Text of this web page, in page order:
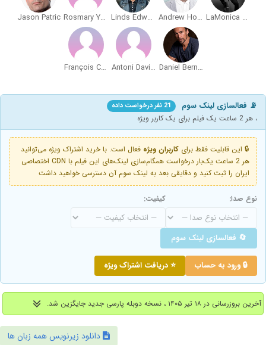
LaMonica Garrett
Andrew Howard
Linds Edwards
Rosmary Yaneva
Jason Patric
Daniel Bernhardt
Antoni Davidov
François Coetzer
📡 فعالسازی لینک سوم 21 نفر درخواست داده
، هر 2 ساعت یک فیلم برای یک کاربر ویژه
🔒 این قابلیت فقط برای کاربران ویژه فعال است. با خرید اشتراک ویژه می‌توانید
هر 2 ساعت یک‌بار درخواست همگام‌سازی لینک‌های این فیلم با CDN اختصاصی
ایران را ثبت کنید و دقایقی بعد به لینک سوم آن دسترسی خواهید داشت
نوع صدا: کیفیت:
🔄 فعالسازی لینک سوم
🔒 ورود به حساب ⭐ دریافت اشتراک ویژه
آخرین بروزرسانی در ۱۸ تیر ۱۴۰۵ ، نسخه دوبله پارسی جدید جایگزین شد.
دانلود زیرنویس همه زبان ها